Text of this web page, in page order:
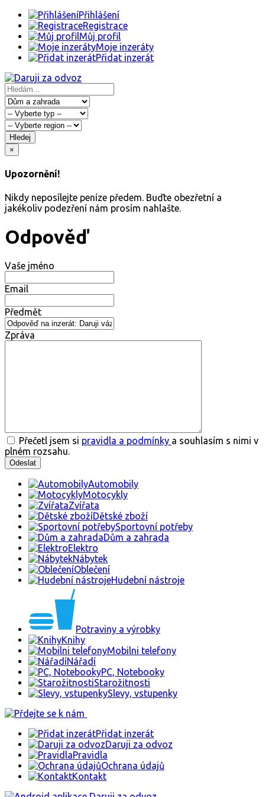
Přihlášení
Registrace
Můj profil
Moje inzeráty
Přidat inzerát
Hledej
×
Upozornění!
Nikdy neposílejte peníze předem. Buďte obezřetní a
jakékoliv podezření nám prosím nahlašte.
Odpověď
Vaše jméno
Email
Předmět
Zpráva
Přečetl jsem si pravidla a podmínky a souhlasím s nimi v
plném rozsahu.
Automobily
Motocykly
Zvířata
Dětské zboží
Sportovní potřeby
Dům a zahrada
Elektro
Nábytek
Oblečení
Hudební nástroje
Potraviny a výrobky
Knihy
Mobilni telefony
Nářadí
PC, Notebooky
Starožitnosti
Slevy, vstupenky
Přidat inzerát
Daruji za odvoz
Pravidla
Ochrana údajů
Kontakt